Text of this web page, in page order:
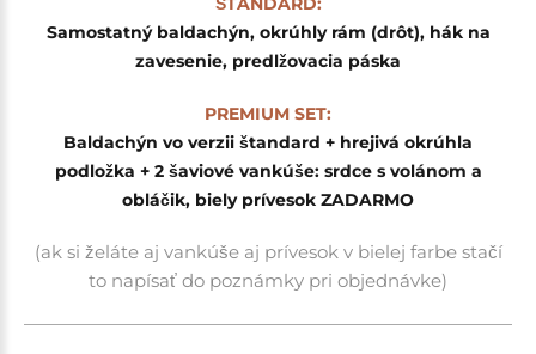
Samostatný baldachýn, okrúhly rám (drôt), hák na
zavesenie, predlžovacia páska
PREMIUM SET:
Baldachýn vo verzii štandard + hrejivá okrúhla
podložka + 2 šaviové vankúše: srdce s volánom a
obláčik, biely prívesok ZADARMO
(ak si želáte aj vankúše aj prívesok v bielej farbe stačí
to napísať do poznámky pri objednávke)